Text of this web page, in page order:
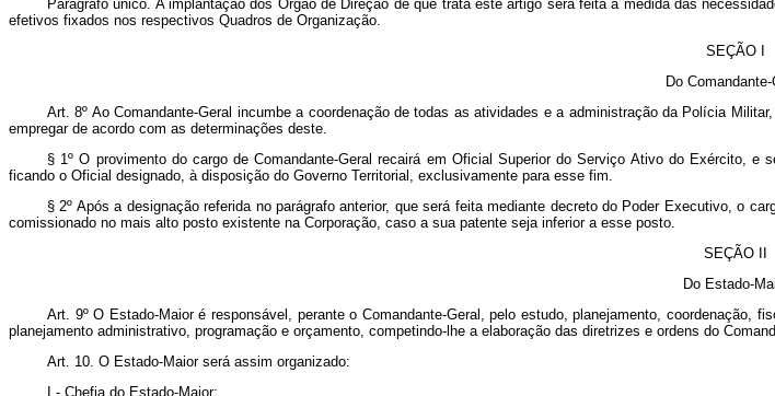
Parágrafo único. A implantação dos Órgão de Direção de que trata este artigo será feita à medida das
efetivos fixados nos respectivos Quadros de Organização.
SEÇÃO I
Do Comandante-
Art. 8º Ao Comandante-Geral incumbe a coordenação de todas as atividades e a administração da Polícia
empregar de acordo com as determinações deste.
§ 1º O provimento do cargo de Comandante-Geral recairá em Oficial Superior do Serviço Ativo do Exército,
ficando o Oficial designado, à disposição do Governo Territorial, exclusivamente para esse fim.
§ 2º Após a designação referida no parágrafo anterior, que será feita mediante decreto do Poder Executivo, o
comissionado no mais alto posto existente na Corporação, caso a sua patente seja inferior a esse posto.
SEÇÃO II
Do Estado-
Art. 9º O Estado-Maior é responsável, perante o Comandante-Geral, pelo estudo, planejamento,
planejamento administrativo, programação e orçamento, competindo-lhe a elaboração das diretrizes e ordens do
Art. 10. O Estado-Maior será assim organizado:
I - Chefia do Estado-Maior;